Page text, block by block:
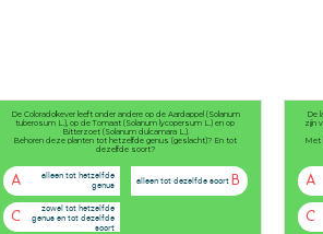
De Coloradokever leeft onder andere op de Aardappel (Solanum
tuberosum L.), op de Tomaat (Solanum lycopersum L.) en op
Bitterzoet (Solanum dulcamara L.).
Behoren deze planten tot hetzelfde genus (geslacht)? En tot
dezelfde soort?
A
alleen tot hetzelfde
genus
B
alleen tot dezelfde soort
C
zowel tot hetzelfde
genus en tot dezelfde
soort
De
zijn
Met
A
C